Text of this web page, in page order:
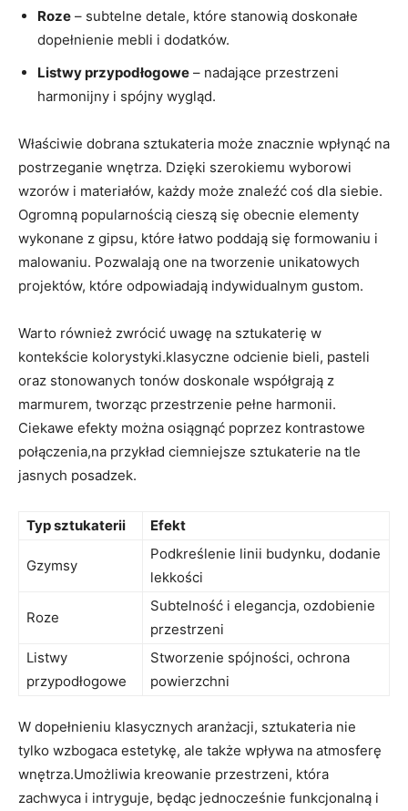
Roze – subtelne detale, które stanowią doskonałe
dopełnienie mebli i dodatków.
Listwy przypodłogowe – nadające przestrzeni
harmonijny i spójny wygląd.
Właściwie dobrana sztukateria może znacznie wpłynąć na
postrzeganie wnętrza. Dzięki szerokiemu wyborowi
wzorów i materiałów, każdy może znaleźć coś dla siebie.
Ogromną popularnością cieszą się obecnie elementy
wykonane z gipsu, które łatwo poddają się formowaniu i
malowaniu. Pozwalają one na tworzenie unikatowych
projektów, które odpowiadają indywidualnym gustom.
Warto również zwrócić uwagę na sztukaterię w
kontekście kolorystyki.klasyczne odcienie bieli, pasteli
oraz stonowanych tonów doskonale współgrają z
marmurem, tworząc przestrzenie pełne harmonii.
Ciekawe efekty można osiągnąć poprzez kontrastowe
połączenia,na przykład ciemniejsze sztukaterie na tle
jasnych posadzek.
Typ sztukaterii Efekt
Gzymsy
Podkreślenie linii budynku, dodanie
lekkości
Roze
Subtelność i elegancja, ozdobienie
przestrzeni
Listwy
przypodłogowe
Stworzenie spójności, ochrona
powierzchni
W dopełnieniu klasycznych aranżacji, sztukateria nie
tylko wzbogaca estetykę, ale także wpływa na atmosferę
wnętrza.Umożliwia kreowanie przestrzeni, która
zachwyca i intryguje, będąc jednocześnie funkcjonalną i